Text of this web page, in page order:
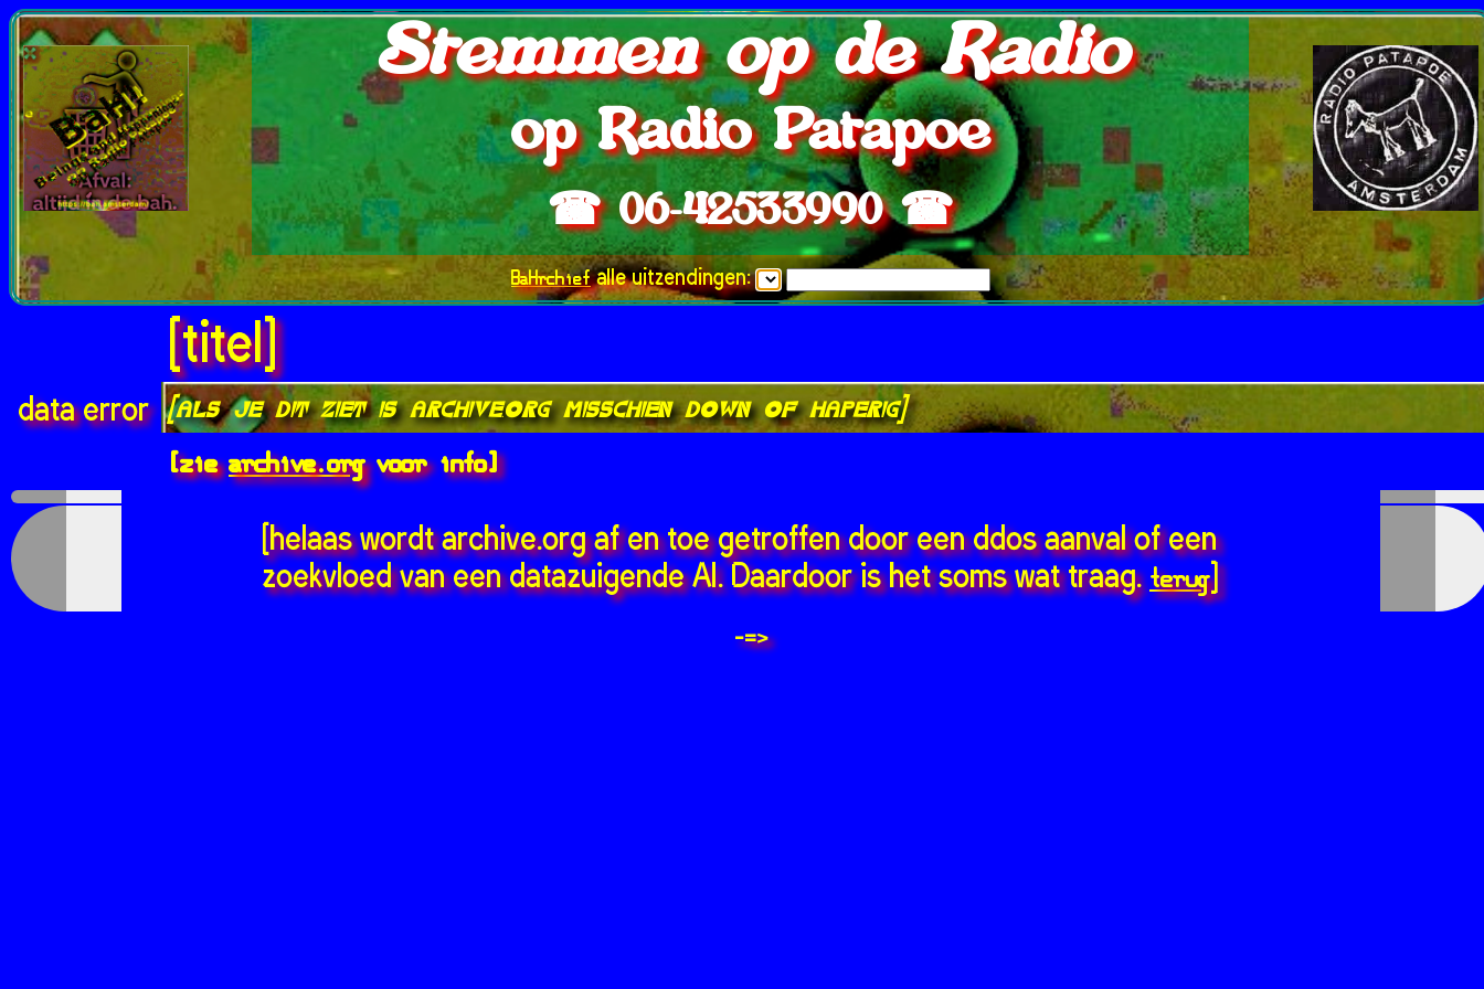
Stemmen op de Radio
op Radio Patapoe
☎ 06-42533990 ☎
BaHrchiefalle uitzendingen:
data error
[titel]
[als je dit ziet is archive.org misschien down of haperig]
[ziearchive.orgvoor info]
[helaas wordt archive.org af en toe getroffen door een ddos aanval of een
zoekvloed van een datazuigende AI. Daardoor is het soms wat traag.terug]
-=>